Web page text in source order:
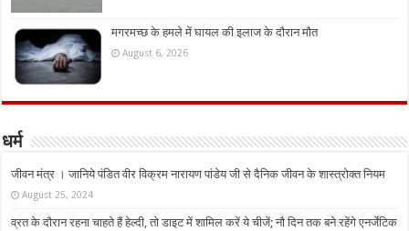
मगरमच्छ के हमले में घायल की इलाज के दौरान मौत
August 6, 2026
धर्म
जीवन मंत्र । जानिये पंडित वीर विक्रम नारायण पांडेय जी से दैनिक जीवन के शास्त्रोक्त नियम
August 25, 2024
व्रत के दौरान रहना चाहते हैं हेल्दी, तो डाइट में शामिल करें ये चीजें; नौ दिन तक बने रहेंगे एनर्जेटिक